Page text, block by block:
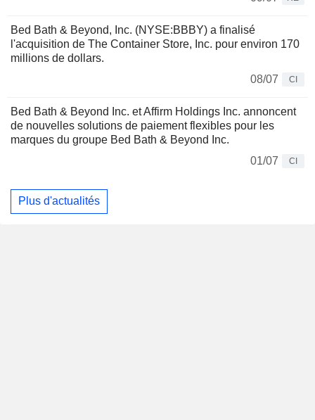
Bed Bath & Beyond, Inc. (NYSE:BBBY) a finalisé
l'acquisition de The Container Store, Inc. pour environ 170
millions de dollars.
08/07
CI
Bed Bath & Beyond Inc. et Affirm Holdings Inc. annoncent
de nouvelles solutions de paiement flexibles pour les
marques du groupe Bed Bath & Beyond Inc.
01/07
CI
Plus d'actualités